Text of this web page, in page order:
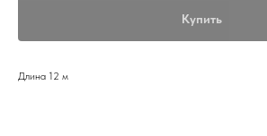
Купить
Длина 12 м